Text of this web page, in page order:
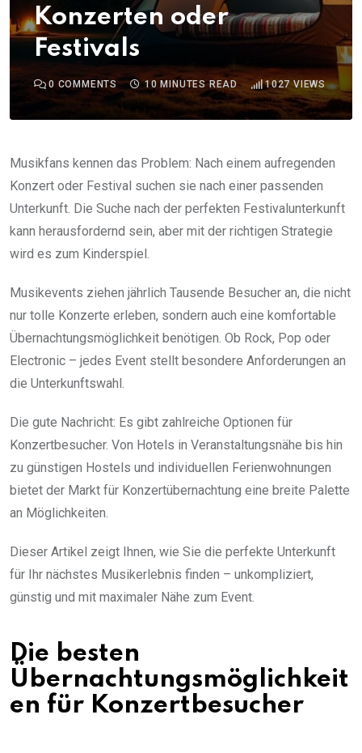
Konzerten oder
Festivals
0 COMMENTS 10 MINUTES READ 1027 VIEWS
Musikfans kennen das Problem: Nach einem aufregenden
Konzert oder Festival suchen sie nach einer passenden
Unterkunft. Die Suche nach der perfekten Festivalunterkunft
kann herausfordernd sein, aber mit der richtigen Strategie
wird es zum Kinderspiel.
Musikevents ziehen jährlich Tausende Besucher an, die nicht
nur tolle Konzerte erleben, sondern auch eine komfortable
Übernachtungsmöglichkeit benötigen. Ob Rock, Pop oder
Electronic – jedes Event stellt besondere Anforderungen an
die Unterkunftswahl.
Die gute Nachricht: Es gibt zahlreiche Optionen für
Konzertbesucher. Von Hotels in Veranstaltungsnähe bis hin
zu günstigen Hostels und individuellen Ferienwohnungen
bietet der Markt für Konzertübernachtung eine breite Palette
an Möglichkeiten.
Dieser Artikel zeigt Ihnen, wie Sie die perfekte Unterkunft
für Ihr nächstes Musikerlebnis finden – unkompliziert,
günstig und mit maximaler Nähe zum Event.
Die besten
Übernachtungsmöglichkeit
en für Konzertbesucher